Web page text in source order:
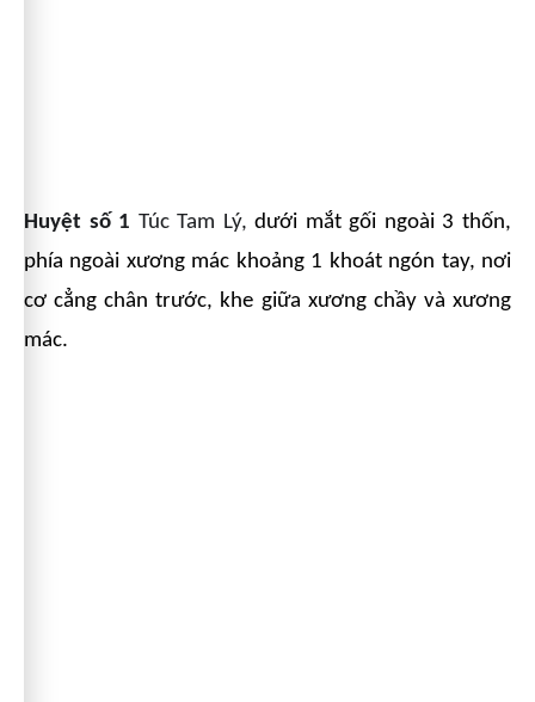
Huyệt số 1 Túc Tam Lý, dưới mắt gối ngoài 3 thốn,
phía ngoài xương mác khoảng 1 khoát ngón tay, nơi
cơ cẳng chân trước, khe giữa xương chầy và xương
mác.